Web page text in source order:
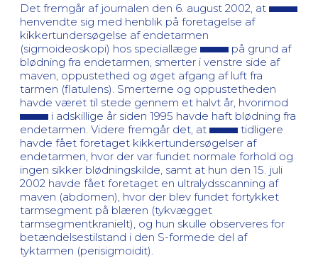
Det fremgår af journalen den 6. august 2002, at
henvendte sig med henblik på foretagelse af
kikkertundersøgelse af endetarmen
(sigmoideoskopi) hos speciallæge
på grund af
blødning fra endetarmen, smerter i venstre side af
maven, oppustethed og øget afgang af luft fra
tarmen (flatulens). Smerterne og oppustetheden
havde været til stede gennem et halvt år, hvorimod
i adskillige år siden 1995 havde haft blødning fra
endetarmen. Videre fremgår det, at
tidligere
havde fået foretaget kikkertundersøgelser af
endetarmen, hvor der var fundet normale forhold og
ingen sikker blødningskilde, samt at hun den 15. juli
2002 havde fået foretaget en ultralydsscanning af
maven (abdomen), hvor der blev fundet fortykket
tarmsegment på blæren (tykvægget
tarmsegmentkranielt), og hun skulle observeres for
betændelsestilstand i den S-formede del af
tyktarmen (perisigmoidit).